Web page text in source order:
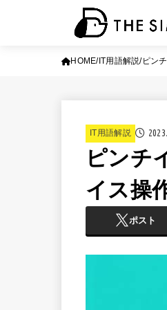
HOME IT用語解説 ピン
IT用語解説
ピンチ
イス操
ポスト